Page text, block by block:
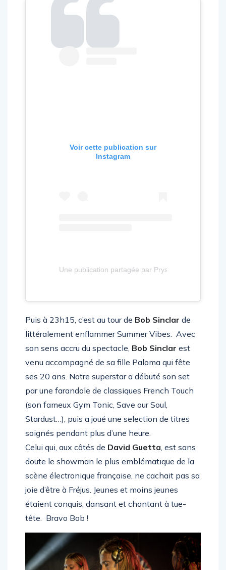
Voir cette publication sur
Instagram
Une publication partagée par Prysm
Puis à 23h15, c’est au tour de Bob Sinclar de
littéralement enflammer Summer Vibes. Avec
son sens accru du spectacle, Bob Sinclar est
venu accompagné de sa fille Paloma qui fête
ses 20 ans. Notre superstar a débuté son set
par une farandole de classiques French Touch
(son fameux Gym Tonic, Save our Soul,
Stardust…), puis a joué une selection de titres
soignés pendant plus d’une heure.
Celui qui, aux côtés de David Guetta, est sans
doute le showman le plus emblématique de la
scène électronique française, ne cachait pas sa
joie d’être à Fréjus. Jeunes et moins jeunes
étaient conquis, dansant et chantant à tue-
tête. Bravo Bob !